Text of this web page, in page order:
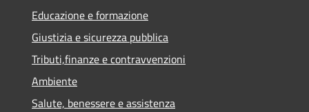
Educazione e formazione
Giustizia e sicurezza pubblica
Tributi,finanze e contravvenzioni
Ambiente
Salute, benessere e assistenza